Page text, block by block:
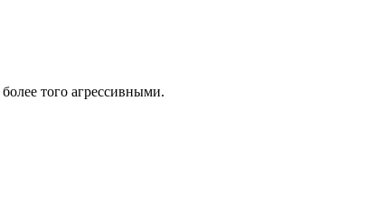
того агрессивными.